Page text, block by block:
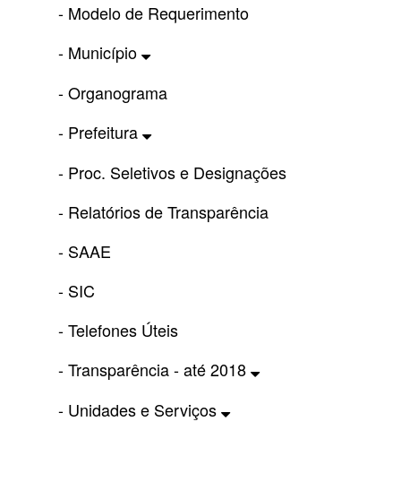
- Modelo de Requerimento
- Município
- Organograma
- Prefeitura
- Proc. Seletivos e Designações
- Relatórios de Transparência
- SAAE
- SIC
- Telefones Úteis
- Transparência - até 2018
- Unidades e Serviços